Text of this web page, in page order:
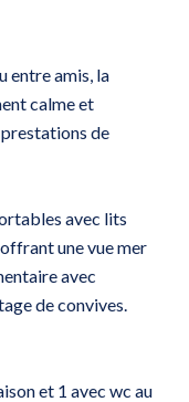
entre amis, la
calme et
de
avec lits
une vue mer
avec
de convives.
et 1 avec wc au